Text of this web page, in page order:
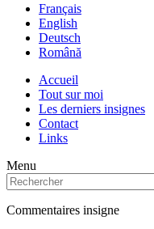
Français
English
Deutsch
Română
Accueil
Tout sur moi
Les derniers insignes
Contact
Links
Menu
Commentaires insigne